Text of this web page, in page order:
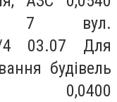
7 вул.
4 03.07 Для
будівель
0,0400